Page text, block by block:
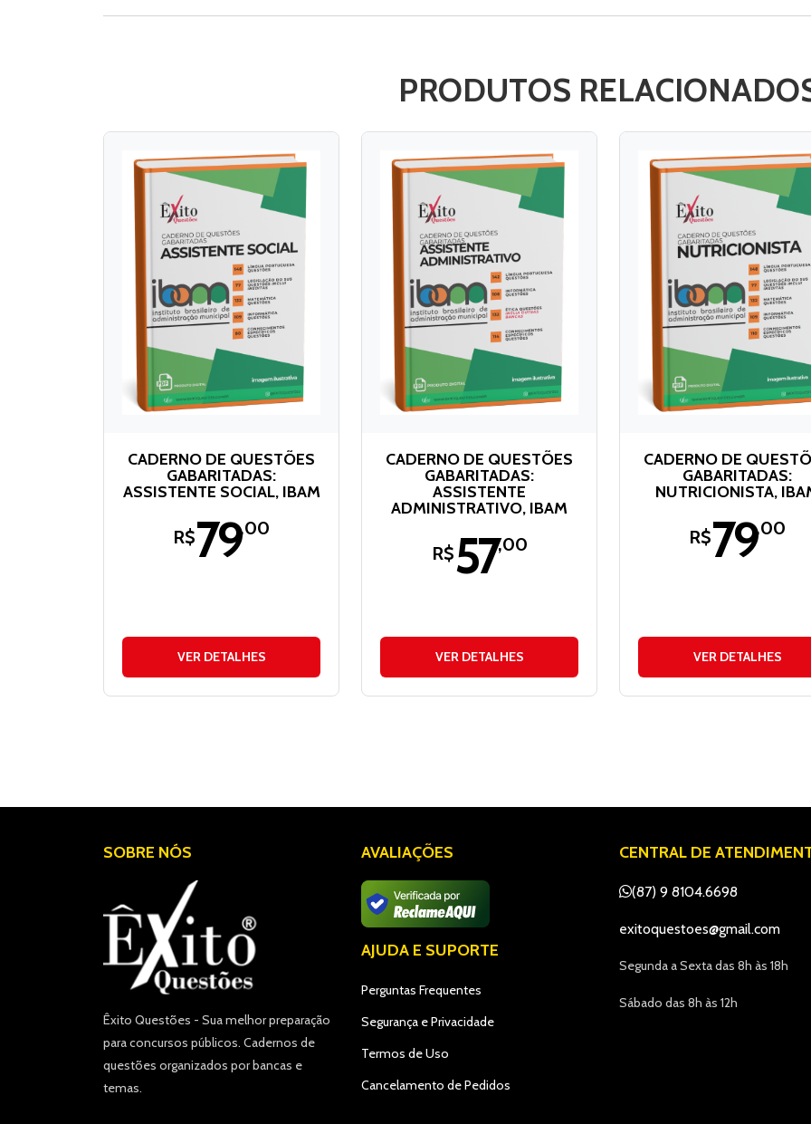
PRODUTOS
CADERNO DE QUESTÕES
GABARITADAS:
ASSISTENTE SOCIAL, IBAM
R$79,00
VER DETALHES
CADERNO DE QUESTÕES
GABARITADAS:
ASSISTENTE
ADMINISTRATIVO, IBAM
R$57,00
VER DETALHES
CADERNO DE
GABARITADAS:
NUTRICIONISTA,
R$79,00
VER DETALHES
SOBRE NÓS
Êxito Questões - Sua melhor preparação
para concursos públicos. Cadernos de
questões organizados por bancas e
temas.
AVALIAÇÕES
AJUDA E SUPORTE
Perguntas Frequentes
Segurança e Privacidade
Termos de Uso
Cancelamento de Pedidos
CENTRAL DE
(87) 9 8104.6698
exitoquestoes@gmail.com
Segunda a Sexta das 8h às 18h
Sábado das 8h às 12h